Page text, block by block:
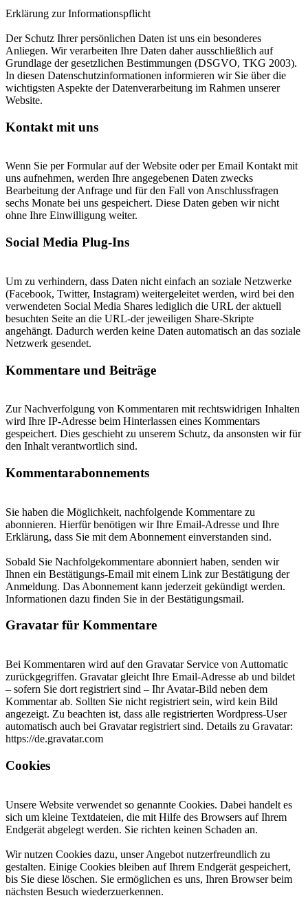
Erklärung zur Informationspflicht
Der Schutz Ihrer persönlichen Daten ist uns ein besonderes
Anliegen. Wir verarbeiten Ihre Daten daher ausschließlich auf
Grundlage der gesetzlichen Bestimmungen (DSGVO, TKG 2003).
In diesen Datenschutzinformationen informieren wir Sie über die
wichtigsten Aspekte der Datenverarbeitung im Rahmen unserer
Website.
Kontakt mit uns
Wenn Sie per Formular auf der Website oder per Email Kontakt mit
uns aufnehmen, werden Ihre angegebenen Daten zwecks
Bearbeitung der Anfrage und für den Fall von Anschlussfragen
sechs Monate bei uns gespeichert. Diese Daten geben wir nicht
ohne Ihre Einwilligung weiter.
Social Media Plug-Ins
Um zu verhindern, dass Daten nicht einfach an soziale Netzwerke
(Facebook, Twitter, Instagram) weitergeleitet werden, wird bei den
verwendeten Social Media Shares lediglich die URL der aktuell
besuchten Seite an die URL-der jeweiligen Share-Skripte
angehängt. Dadurch werden keine Daten automatisch an das soziale
Netzwerk gesendet.
Kommentare und Beiträge
Zur Nachverfolgung von Kommentaren mit rechtswidrigen Inhalten
wird Ihre IP-Adresse beim Hinterlassen eines Kommentars
gespeichert. Dies geschieht zu unserem Schutz, da ansonsten wir für
den Inhalt verantwortlich sind.
Kommentarabonnements
Sie haben die Möglichkeit, nachfolgende Kommentare zu
abonnieren. Hierfür benötigen wir Ihre Email-Adresse und Ihre
Erklärung, dass Sie mit dem Abonnement einverstanden sind.
Sobald Sie Nachfolgekommentare abonniert haben, senden wir
Ihnen ein Bestätigungs-Email mit einem Link zur Bestätigung der
Anmeldung. Das Abonnement kann jederzeit gekündigt werden.
Informationen dazu finden Sie in der Bestätigungsmail.
Gravatar für Kommentare
Bei Kommentaren wird auf den Gravatar Service von Auttomatic
zurückgegriffen. Gravatar gleicht Ihre Email-Adresse ab und bildet
– sofern Sie dort registriert sind – Ihr Avatar-Bild neben dem
Kommentar ab. Sollten Sie nicht registriert sein, wird kein Bild
angezeigt. Zu beachten ist, dass alle registrierten Wordpress-User
automatisch auch bei Gravatar registriert sind. Details zu Gravatar:
https://de.gravatar.com
Cookies
Unsere Website verwendet so genannte Cookies. Dabei handelt es
sich um kleine Textdateien, die mit Hilfe des Browsers auf Ihrem
Endgerät abgelegt werden. Sie richten keinen Schaden an.
Wir nutzen Cookies dazu, unser Angebot nutzerfreundlich zu
gestalten. Einige Cookies bleiben auf Ihrem Endgerät gespeichert,
bis Sie diese löschen. Sie ermöglichen es uns, Ihren Browser beim
nächsten Besuch wiederzuerkennen.